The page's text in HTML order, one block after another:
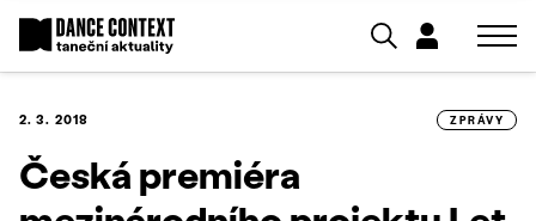
2. 3. 2018 ZPRÁVY
Česká premiéra